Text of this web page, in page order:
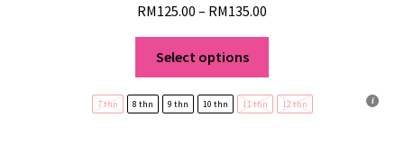
RM125.00 – RM135.00
Select options
7 thn 8 thn 9 thn 10 thn 11 thn 12 thn